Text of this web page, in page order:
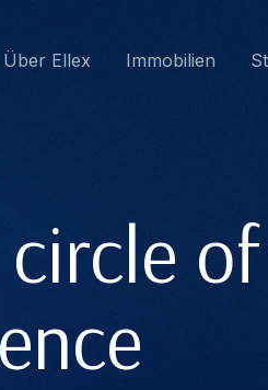
Über Ellex Immobilien